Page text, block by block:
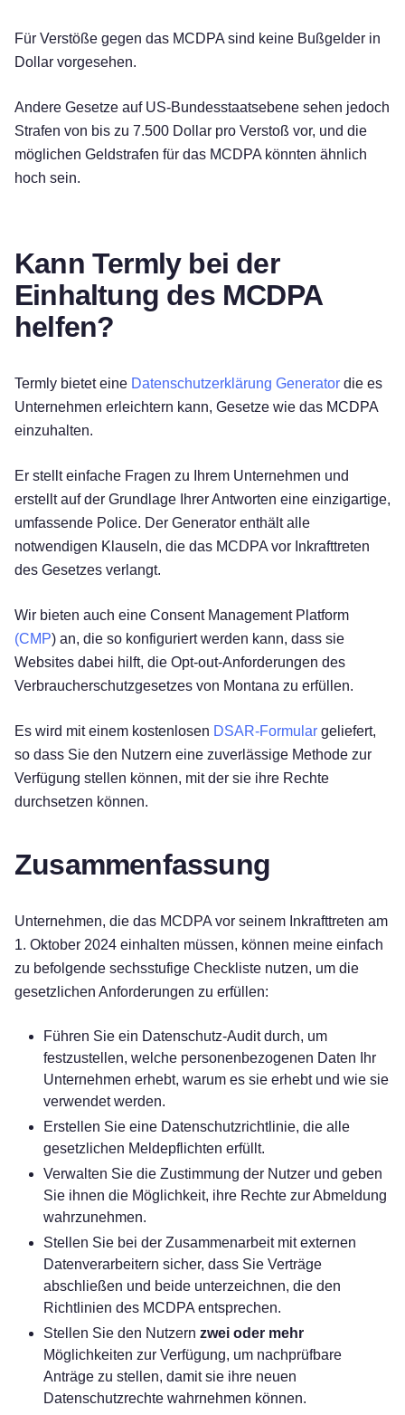
Für Verstöße gegen das MCDPA sind keine Bußgelder in
Dollar vorgesehen.
Andere Gesetze auf US-Bundesstaatsebene sehen jedoch
Strafen von bis zu 7.500 Dollar pro Verstoß vor, und die
möglichen Geldstrafen für das MCDPA könnten ähnlich
hoch sein.
Kann Termly bei der
Einhaltung des MCDPA
helfen?
Termly bietet eine Datenschutzerklärung Generator die es
Unternehmen erleichtern kann, Gesetze wie das MCDPA
einzuhalten.
Er stellt einfache Fragen zu Ihrem Unternehmen und
erstellt auf der Grundlage Ihrer Antworten eine einzigartige,
umfassende Police. Der Generator enthält alle
notwendigen Klauseln, die das MCDPA vor Inkrafttreten
des Gesetzes verlangt.
Wir bieten auch eine Consent Management Platform
(CMP) an, die so konfiguriert werden kann, dass sie
Websites dabei hilft, die Opt-out-Anforderungen des
Verbraucherschutzgesetzes von Montana zu erfüllen.
Es wird mit einem kostenlosen DSAR-Formular geliefert,
so dass Sie den Nutzern eine zuverlässige Methode zur
Verfügung stellen können, mit der sie ihre Rechte
durchsetzen können.
Zusammenfassung
Unternehmen, die das MCDPA vor seinem Inkrafttreten am
1. Oktober 2024 einhalten müssen, können meine einfach
zu befolgende sechsstufige Checkliste nutzen, um die
gesetzlichen Anforderungen zu erfüllen:
Führen Sie ein Datenschutz-Audit durch, um
festzustellen, welche personenbezogenen Daten Ihr
Unternehmen erhebt, warum es sie erhebt und wie sie
verwendet werden.
Erstellen Sie eine Datenschutzrichtlinie, die alle
gesetzlichen Meldepflichten erfüllt.
Verwalten Sie die Zustimmung der Nutzer und geben
Sie ihnen die Möglichkeit, ihre Rechte zur Abmeldung
wahrzunehmen.
Stellen Sie bei der Zusammenarbeit mit externen
Datenverarbeitern sicher, dass Sie Verträge
abschließen und beide unterzeichnen, die den
Richtlinien des MCDPA entsprechen.
Stellen Sie den Nutzern zwei oder mehr
Möglichkeiten zur Verfügung, um nachprüfbare
Anträge zu stellen, damit sie ihre neuen
Datenschutzrechte wahrnehmen können.